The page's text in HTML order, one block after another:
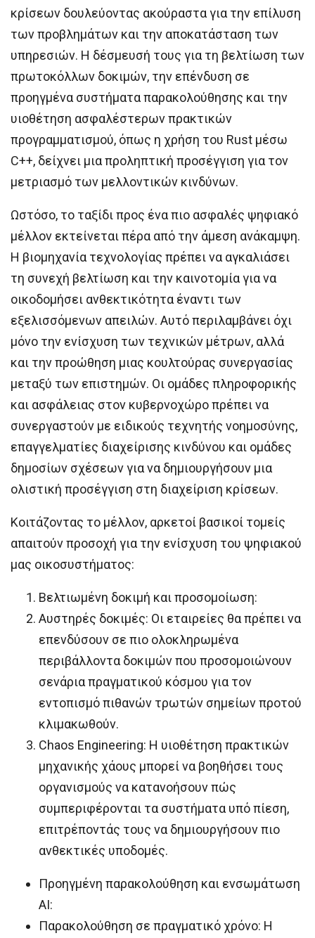
κρίσεων δουλεύοντας ακούραστα για την επίλυση
των προβλημάτων και την αποκατάσταση των
υπηρεσιών. Η δέσμευσή τους για τη βελτίωση των
πρωτοκόλλων δοκιμών, την επένδυση σε
προηγμένα συστήματα παρακολούθησης και την
υιοθέτηση ασφαλέστερων πρακτικών
προγραμματισμού, όπως η χρήση του Rust μέσω
C++, δείχνει μια προληπτική προσέγγιση για τον
μετριασμό των μελλοντικών κινδύνων.
Ωστόσο, το ταξίδι προς ένα πιο ασφαλές ψηφιακό
μέλλον εκτείνεται πέρα ​​από την άμεση ανάκαμψη.
Η βιομηχανία τεχνολογίας πρέπει να αγκαλιάσει
τη συνεχή βελτίωση και την καινοτομία για να
οικοδομήσει ανθεκτικότητα έναντι των
εξελισσόμενων απειλών. Αυτό περιλαμβάνει όχι
μόνο την ενίσχυση των τεχνικών μέτρων, αλλά
και την προώθηση μιας κουλτούρας συνεργασίας
μεταξύ των επιστημών. Οι ομάδες πληροφορικής
και ασφάλειας στον κυβερνοχώρο πρέπει να
συνεργαστούν με ειδικούς τεχνητής νοημοσύνης,
επαγγελματίες διαχείρισης κινδύνου και ομάδες
δημοσίων σχέσεων για να δημιουργήσουν μια
ολιστική προσέγγιση στη διαχείριση κρίσεων.
Κοιτάζοντας το μέλλον, αρκετοί βασικοί τομείς
απαιτούν προσοχή για την ενίσχυση του ψηφιακού
μας οικοσυστήματος:
Βελτιωμένη δοκιμή και προσομοίωση:
Αυστηρές δοκιμές: Οι εταιρείες θα πρέπει να
επενδύσουν σε πιο ολοκληρωμένα
περιβάλλοντα δοκιμών που προσομοιώνουν
σενάρια πραγματικού κόσμου για τον
εντοπισμό πιθανών τρωτών σημείων προτού
κλιμακωθούν.
Chaos Engineering: Η υιοθέτηση πρακτικών
μηχανικής χάους μπορεί να βοηθήσει τους
οργανισμούς να κατανοήσουν πώς
συμπεριφέρονται τα συστήματα υπό πίεση,
επιτρέποντάς τους να δημιουργήσουν πιο
ανθεκτικές υποδομές.
Προηγμένη παρακολούθηση και ενσωμάτωση
AI:
Παρακολούθηση σε πραγματικό χρόνο: Η